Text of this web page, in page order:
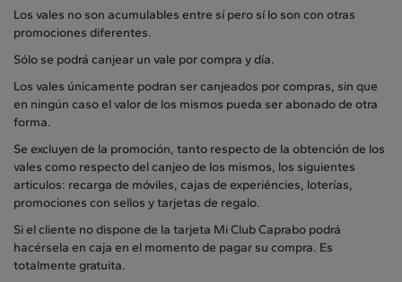
Los vales no son acumulables entre sí pero sí lo son con otras
promociones diferentes.
Sólo se podrá canjear un vale por compra y día.
Los vales únicamente podran ser canjeados por compras, sin que
en ningún caso el valor de los mismos pueda ser abonado de otra
forma.
Se excluyen de la promoción, tanto respecto de la obtención de los
vales como respecto del canjeo de los mismos, los siguientes
articulos: recarga de móviles, cajas de experiéncies, loterías,
promociones con sellos y tarjetas de regalo.
Si el cliente no dispone de la tarjeta Mi Club Caprabo podrá
hacérsela en caja en el momento de pagar su compra. Es
totalmente gratuita.